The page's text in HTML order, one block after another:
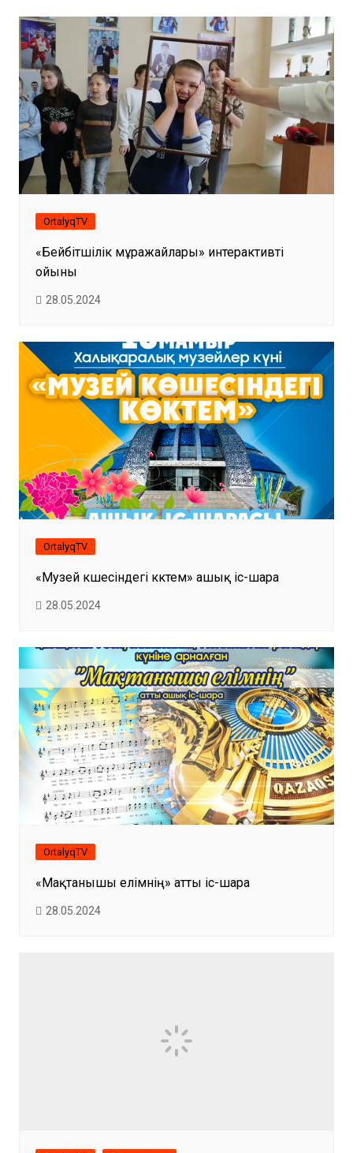
OrtalyqTV
«Бейбітшілік мұражайлары» интерактивті
ойыны
28.05.2024
OrtalyqTV
«Музей көшесіндегі көктем» ашық іс-шара
28.05.2024
OrtalyqTV
«Мақтанышы елімнің» атты іс-шара
28.05.2024